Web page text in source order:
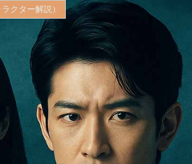
クター解説）